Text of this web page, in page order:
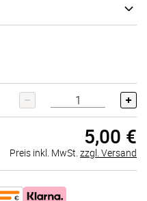
5,00 €
Preis inkl. MwSt. zzgl. Versand